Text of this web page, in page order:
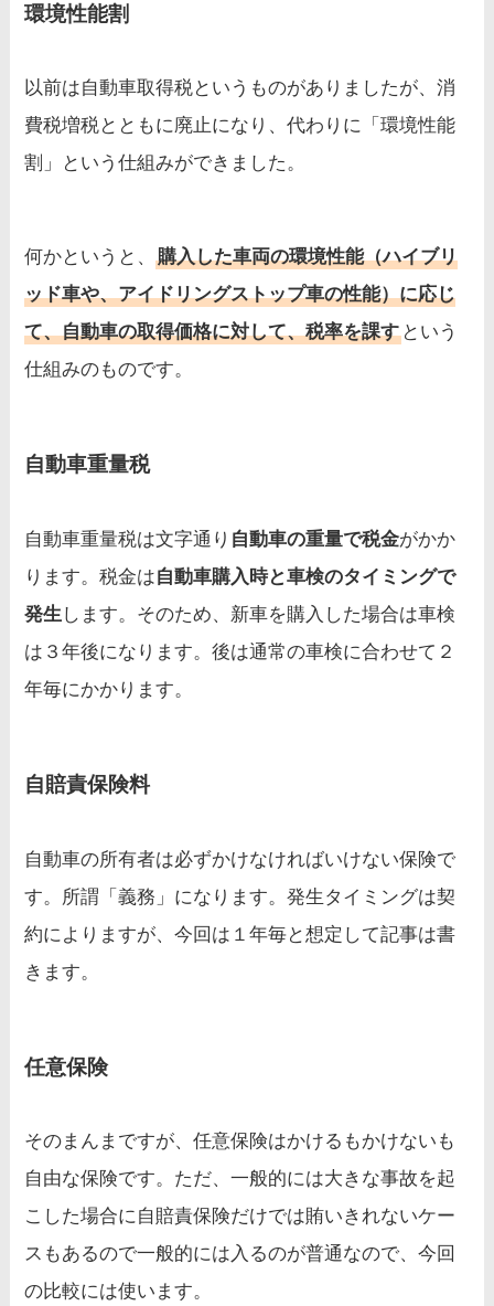
環境性能割
以前は自動車取得税というものがありましたが、消
費税増税とともに廃止になり、代わりに「環境性能
割」という仕組みができました。
何かというと、購入した車両の環境性能（ハイブリ
ッド車や、アイドリングストップ車の性能）に応じ
て、自動車の取得価格に対して、税率を課す という
仕組みのものです。
自動車重量税
自動車重量税は文字通り 自動車の重量で税金がかか
ります。税金は自動車購入時と車検のタイミングで
発生します。そのため、新車を購入した場合は車検
は３年後になります。後は通常の車検に合わせて２
年毎にかかります。
自賠責保険料
自動車の所有者は必ずかけなければいけない保険で
す。所謂「義務」になります。発生タイミングは契
約によりますが、今回は１年毎と想定して記事は書
きます。
任意保険
そのまんまですが、任意保険はかけるもかけないも
自由な保険です。ただ、一般的には大きな事故を起
こした場合に自賠責保険だけでは賄いきれないケー
スもあるので一般的には入るのが普通なので、今回
の比較には使います。